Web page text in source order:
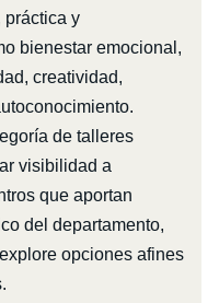
práctica y
bienestar emocional,
creatividad,
de talleres
visibilidad a
que aportan
del departamento,
opciones afines